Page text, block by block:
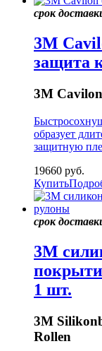
срок
3M
защита
3M
образует
защитную
19660 руб.
Купить
срок
3M
1 шт.
3M
Rollen